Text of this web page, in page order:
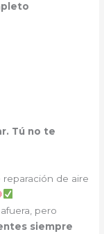
Tú no te
de aire
pero
siempre